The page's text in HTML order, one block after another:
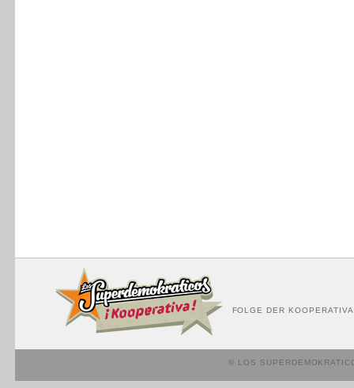
FOLGE DER
© LOS